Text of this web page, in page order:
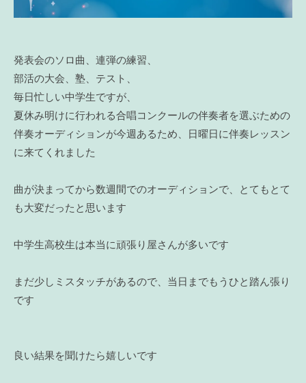
発表会のソロ曲、連弾の練習、
部活の大会、塾、テスト、
毎日忙しい中学生ですが、
夏休み明けに行われる合唱コンクールの伴奏者を選ぶための
伴奏オーディションが今週あるため、日曜日に伴奏レッスン
に来てくれました
曲が決まってから数週間でのオーディションで、とてもとて
も大変だったと思います
中学生高校生は本当に頑張り屋さんが多いです
まだ少しミスタッチがあるので、当日までもうひと踏ん張り
です
良い結果を聞けたら嬉しいです